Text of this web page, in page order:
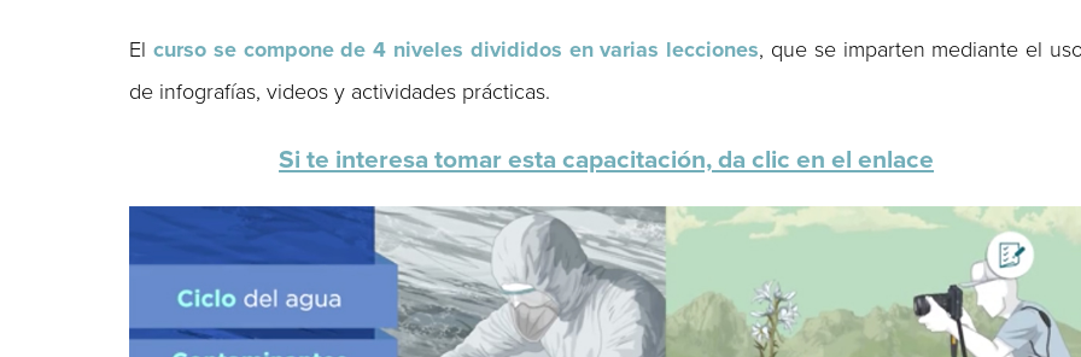
El curso se compone de 4 niveles divididos en varias lecciones, que se imparten mediante el
de infografías, videos y actividades prácticas.
Si te interesa tomar esta capacitación, da clic en el enlace